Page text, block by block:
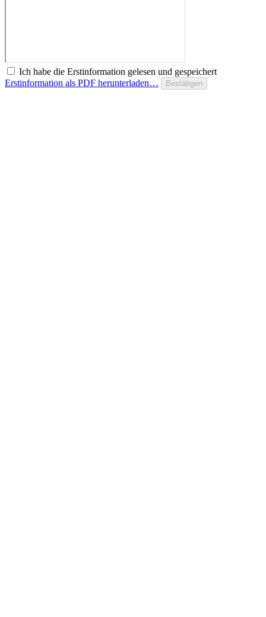
Ich habe die Erstinformation gelesen und gespeichert
Erstinformation als PDF herunterladen…
Bestätigen